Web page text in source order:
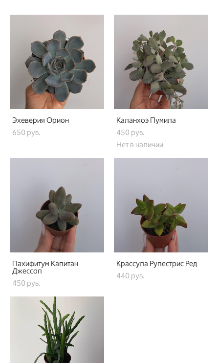
Эхеверия Орион
650 pуб.
Каланхоэ Пумила
450 pуб.
Нет в наличии
Пахифитум Капитан
Джессоп
450 pуб.
Крассула Рупестрис Ред
440 pуб.